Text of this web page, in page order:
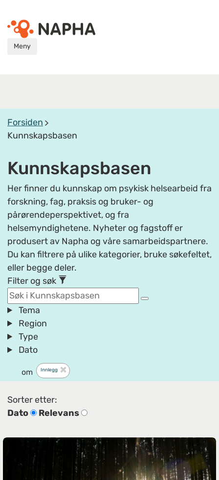
Meny
Forsiden
Kunnskapsbasen
Kunnskapsbasen
Her finner du kunnskap om psykisk helsearbeid fra
forskning, fag, praksis og bruker- og
pårørendeperspektivet, og fra
helsemyndighetene. Nyheter og fagstoff er
produsert av Napha og våre samarbeidspartnere.
Du kan filtrere på ulike kategorier, bruke søkefeltet,
eller begge deler.
Filter og søk
Tema
Region
Type
Dato
om Innlegg
Sorter etter:
Dato
Relevans